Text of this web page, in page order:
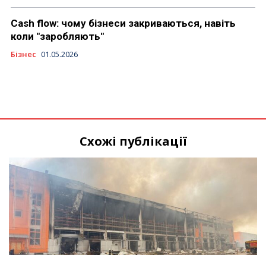
Cash flow: чому бізнеси закриваються, навіть
коли "заробляють"
Бізнес 01.05.2026
Схожі публікації